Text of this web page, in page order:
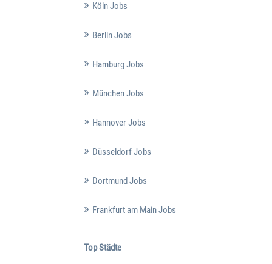
Köln Jobs
Berlin Jobs
Hamburg Jobs
München Jobs
Hannover Jobs
Düsseldorf Jobs
Dortmund Jobs
Frankfurt am Main Jobs
Top Städte